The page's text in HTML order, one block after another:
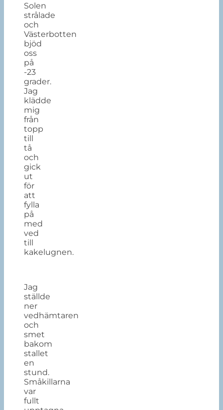
Solen
strålade
och
Västerbotten
bjöd
oss
på
-23
grader.
Jag
klädde
mig
från
topp
till
tå
och
gick
ut
för
att
fylla
på
med
ved
till
kakelugnen.
Jag
ställde
ner
vedhämtaren
och
smet
bakom
stallet
en
stund.
Småkillarna
var
fullt